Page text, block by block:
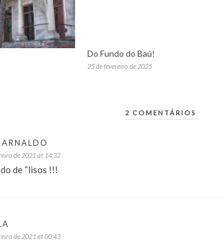
Do Fundo do Baú!
25 de fevereiro de 2025
2 COMENTÁRIOS
de 2021 at 14:32
de “lisos !!!
de 2021 at 00:43